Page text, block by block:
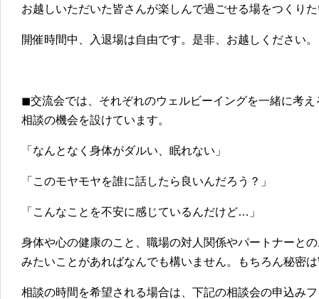
お越しいただいた皆さんが楽しんで過ごせる場をつくり
開催時間中、入退場は自由です。是非、お越しください。
◼︎交流会では、それぞれのウェルビーイングを一緒に考
相談の機会を設けています。
「なんとなく身体がダルい、眠れない」
「このモヤモヤを誰に話したら良いんだろう？」
「こんなことを不安に感じているんだけど…」
身体や心の健康のこと、職場の対人関係やパートナーと
みたいことがあればなんでも構いません。もちろん秘密
相談の時間を希望される場合は、下記の相談会の申込み